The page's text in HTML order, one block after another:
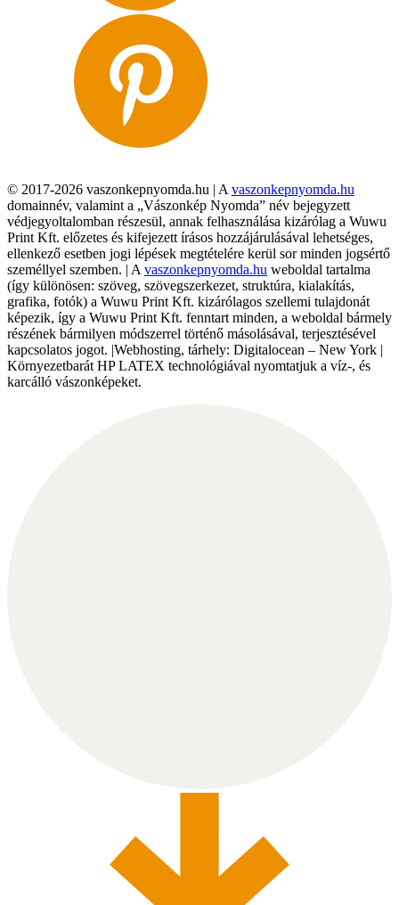
© 2017-2026 vaszonkepnyomda.hu | A vaszonkepnyomda.hu
domainnév, valamint a „Vászonkép Nyomda” név bejegyzett
védjegyoltalomban részesül, annak felhasználása kizárólag a Wuwu
Print Kft. előzetes és kifejezett írásos hozzájárulásával lehetséges,
ellenkező esetben jogi lépések megtételére kerül sor minden jogsértő
személlyel szemben. | A vaszonkepnyomda.hu weboldal tartalma
(így különösen: szöveg, szövegszerkezet, struktúra, kialakítás,
grafika, fotók) a Wuwu Print Kft. kizárólagos szellemi tulajdonát
képezik, így a Wuwu Print Kft. fenntart minden, a weboldal bármely
részének bármilyen módszerrel történő másolásával, terjesztésével
kapcsolatos jogot. |Webhosting, tárhely: Digitalocean – New York |
Környezetbarát HP LATEX technológiával nyomtatjuk a víz-, és
karcálló vászonképeket.